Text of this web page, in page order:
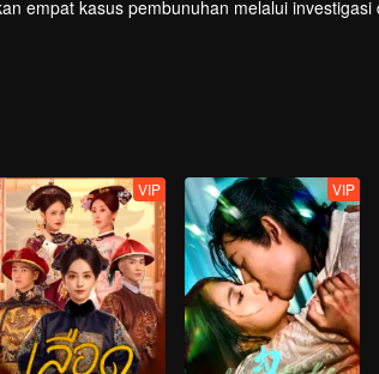
empat kasus pembunuhan melalui investigasi
VIP VIP